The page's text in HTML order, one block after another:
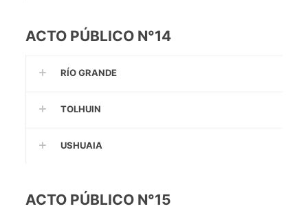
ACTO PÚBLICO N°14
RÍO GRANDE
TOLHUIN
USHUAIA
ACTO PÚBLICO N°15